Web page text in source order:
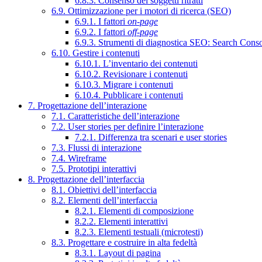
6.9. Ottimizzazione per i motori di ricerca (SEO)
6.9.1. I fattori on-page
6.9.2. I fattori off-page
6.9.3. Strumenti di diagnostica SEO: Search
6.10. Gestire i contenuti
6.10.1. L’inventario dei contenuti
6.10.2. Revisionare i contenuti
6.10.3. Migrare i contenuti
6.10.4. Pubblicare i contenuti
7. Progettazione dell’interazione
7.1. Caratteristiche dell’interazione
7.2. User stories per definire l’interazione
7.2.1. Differenza tra scenari e user stories
7.3. Flussi di interazione
7.4. Wireframe
7.5. Prototipi interattivi
8. Progettazione dell’interfaccia
8.1. Obiettivi dell’interfaccia
8.2. Elementi dell’interfaccia
8.2.1. Elementi di composizione
8.2.2. Elementi interattivi
8.2.3. Elementi testuali (microtesti)
8.3. Progettare e costruire in alta fedeltà
8.3.1. Layout di pagina